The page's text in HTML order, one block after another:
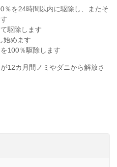
％を24時間以内に駆除し、またそ
駆除します
始めます
100％駆除します
12カ月間ノミやダニから解放さ